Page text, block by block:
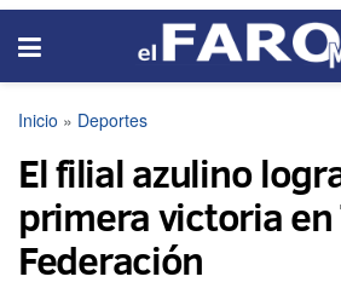
Inicio » Deportes
El filial azulino
primera victoria en
Federación